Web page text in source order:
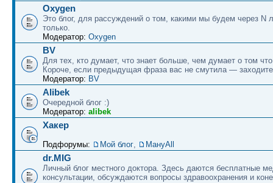
Oxygen
Это блог, для рассуждений о том, какими мы будем через N
только.
Модератор: Oxygen
BV
Для тех, кто думает, что знает больше, чем думает о том что
Короче, если предыдущая фраза вас не смутила —
Модератор: BV
Alibek
Очередной блог :)
Модератор: alibek
Хакер
Подфорумы: Мой блог, МануAll
dr.MIG
Личный блог местного доктора. Здесь даются бесплатные
консультации, обсуждаются вопросы здравоохранения и